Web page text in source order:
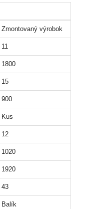
Zmontovaný výrobok
11
1800
15
900
Kus
12
1020
1920
43
Balík